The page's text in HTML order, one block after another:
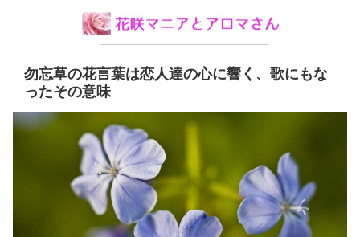
勿忘草の花言葉は恋人達の心に響く、歌にもな
ったその意味